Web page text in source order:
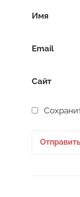
Имя
Email
Сайт